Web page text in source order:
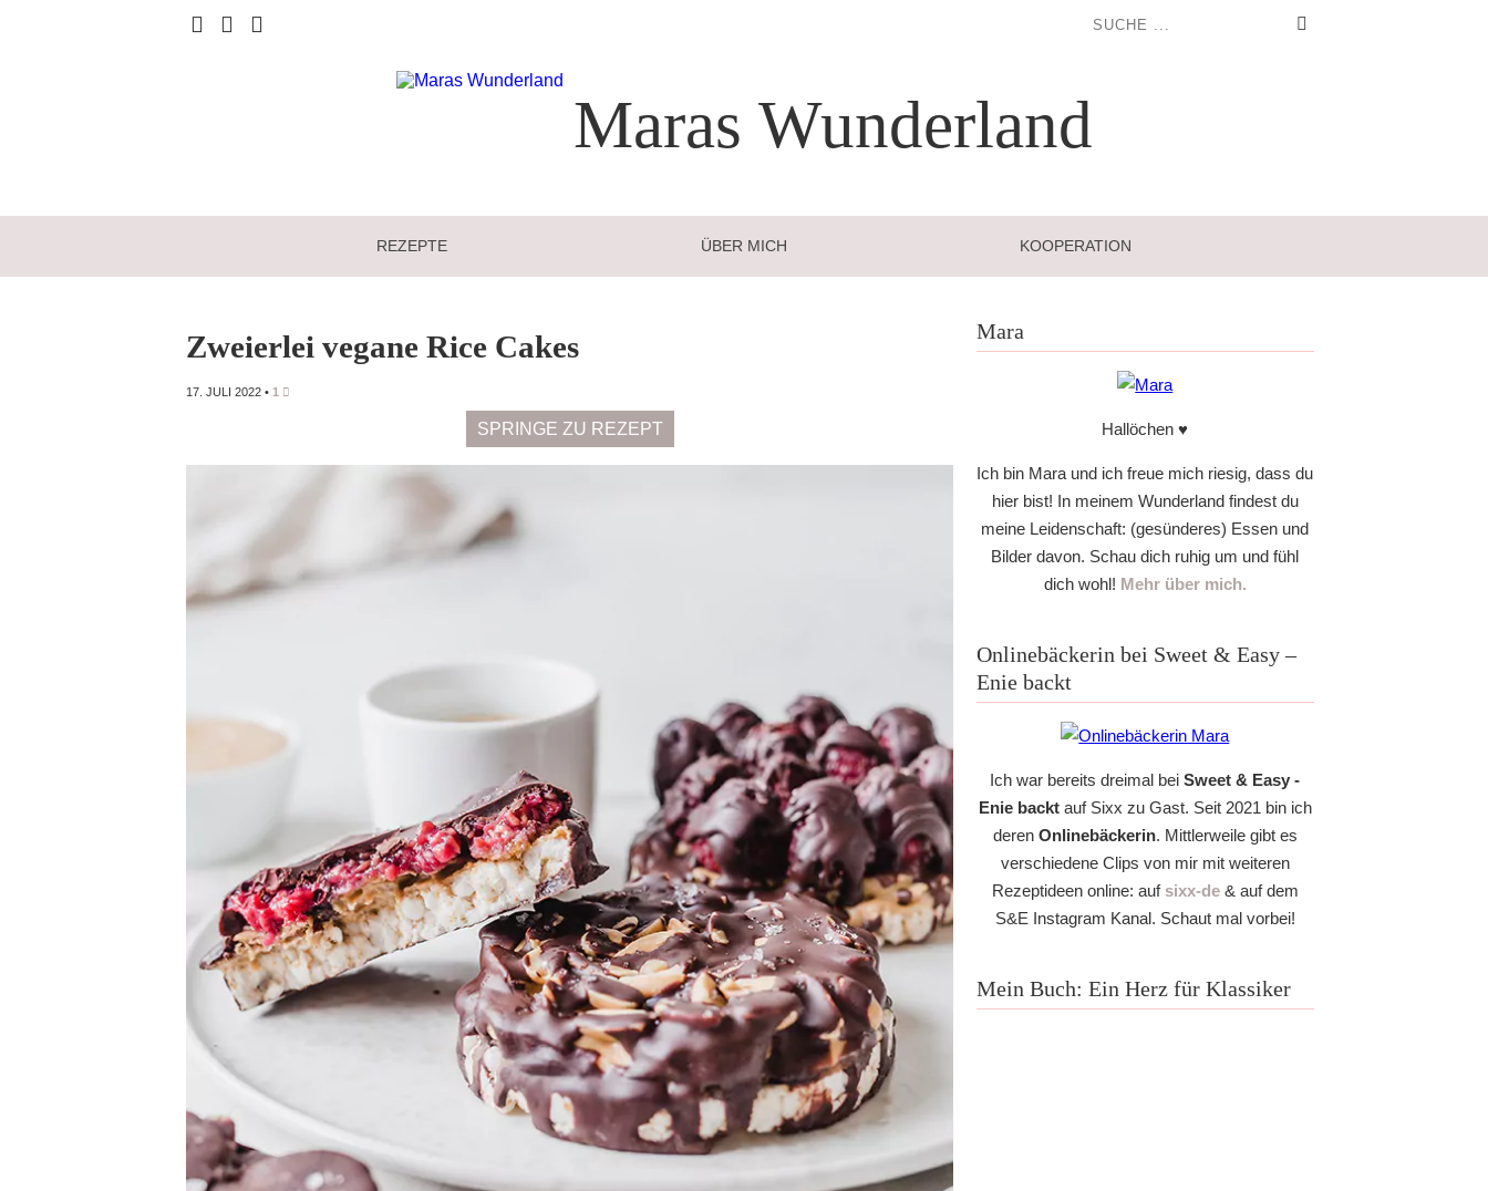
Maras Wunderland
REZEPTE ÜBER MICH KOOPERATION
Zweierlei vegane Rice Cakes
17. JULI 2022 • 1
SPRINGE ZU REZEPT
Mara
Hallöchen ♥
Ich bin Mara und ich freue mich riesig, dass du
hier bist! In meinem Wunderland findest du
meine Leidenschaft: (gesünderes) Essen und
Bilder davon. Schau dich ruhig um und fühl
dich wohl! Mehr über mich.
Onlinebäckerin bei Sweet & Easy –
Enie backt
Ich war bereits dreimal beiSweet & Easy -
Enie backtauf Sixx zu Gast. Seit 2021 bin ich
deren Onlinebäckerin. Mittlerweile gibt es
verschiedene Clips von mir mit weiteren
Rezeptideen online: auf sixx-de& auf dem
S&E Instagram Kanal. Schaut mal vorbei!
Mein Buch: Ein Herz für Klassiker